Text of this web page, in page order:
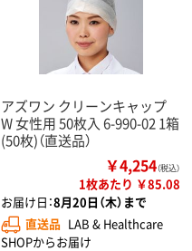
アズワン クリーンキャップ
W 女性用 50枚入 6-990-02 1箱
(50枚)（直送品）
￥4,254（税込）
1枚あたり ￥85.08
お届け日：8月20日（木）まで
直送品 LAB & Healthcare
SHOPからお届け